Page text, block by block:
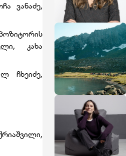
ვანაძე,
კახა
ჩხეიძე,